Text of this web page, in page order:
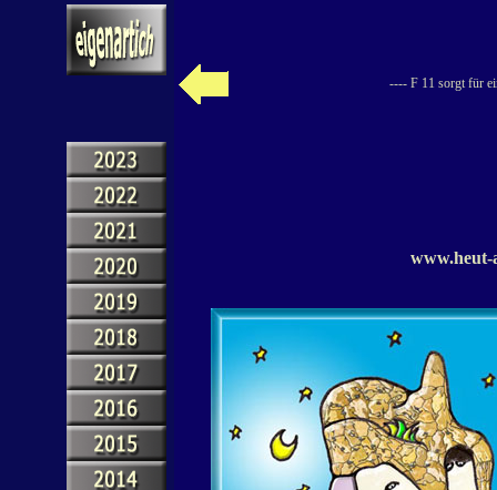
---- F 11 sorgt für
www.heut-